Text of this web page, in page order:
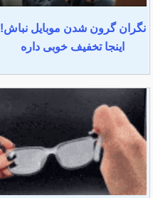
نگران گرون شدن موبایل نباش!
اینجا تخفیف خوبی داره